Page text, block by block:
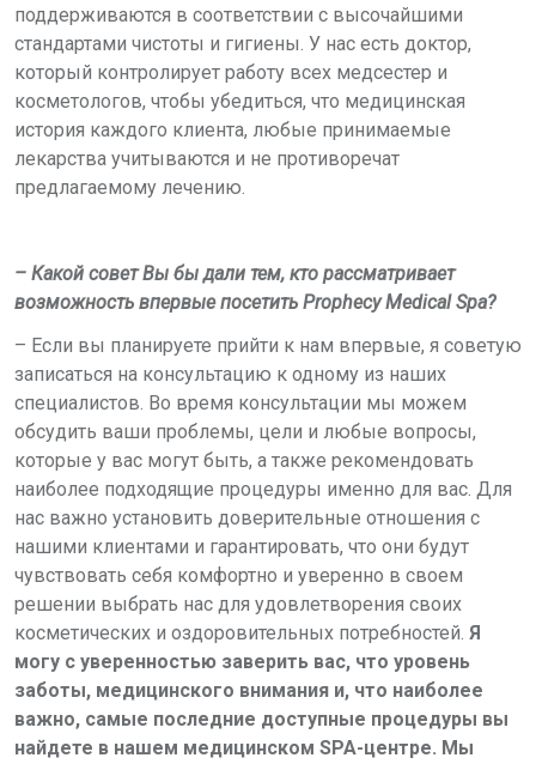
поддерживаются в соответствии с высочайшими
стандартами чистоты и гигиены. У нас есть доктор,
который контролирует работу всех медсестер и
косметологов, чтобы убедиться, что медицинская
история каждого клиента, любые принимаемые
лекарства учитываются и не противоречат
предлагаемому лечению.
– Какой совет Вы бы дали тем, кто рассматривает
возможность впервые посетить Prophecy Medical Spa?
– Если вы планируете прийти к нам впервые, я советую
записаться на консультацию к одному из наших
специалистов. Во время консультации мы можем
обсудить ваши проблемы, цели и любые вопросы,
которые у вас могут быть, а также рекомендовать
наиболее подходящие процедуры именно для вас. Для
нас важно установить доверительные отношения с
нашими клиентами и гарантировать, что они будут
чувствовать себя комфортно и уверенно в своем
решении выбрать нас для удовлетворения своих
косметических и оздоровительных потребностей. Я
могу с уверенностью заверить вас, что уровень
заботы, медицинского внимания и, что наиболее
важно, самые последние доступные процедуры вы
найдете в нашем медицинском SPA-центре. Мы